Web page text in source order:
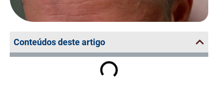
Conteúdos deste artigo